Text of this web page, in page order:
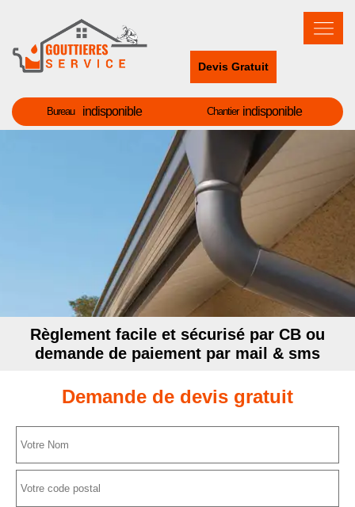
Devis Gratuit
Bureau indisponible Chantier indisponible
Règlement facile et sécurisé par CB ou
demande de paiement par mail & sms
Demande de devis gratuit